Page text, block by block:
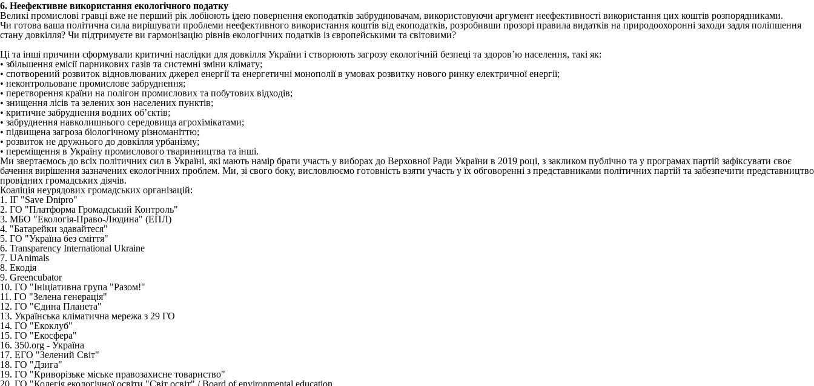
6. Неефективне використання екологічного податку
Великі промислові гравці вже не перший рік лобіюють ідею повернення екоподатків забруднювачам, використовуючи аргумент неефективності використання цих коштів розпорядниками.
Чи готова ваша політична сила вирішувати проблеми неефективного використання коштів від екоподатків, розробивши прозорі правила видатків на природоохоронні заходи задля поліпшення
стану довкілля? Чи підтримуєте ви гармонізацію рівнів екологічних податків із європейськими та світовими?
Ці та інші причини сформували критичні наслідки для довкілля України і створюють загрозу екологічній безпеці та здоров’ю населення, такі як:
• збільшення емісії парникових газів та системні зміни клімату;
• спотворений розвиток відновлюваних джерел енергії та енергетичні монополії в умовах розвитку нового ринку електричної енергії;
• неконтрольоване промислове забруднення;
• перетворення країни на полігон промислових та побутових відходів;
• знищення лісів та зелених зон населених пунктів;
• критичне забруднення водних об’єктів;
• забруднення навколишнього середовища агрохімікатами;
• підвищена загроза біологічному різноманіттю;
• розвиток не дружнього до довкілля урбанізму;
• переміщення в Україну промислового тваринництва та інші.
Ми звертаємось до всіх політичних сил в Україні, які мають намір брати участь у виборах до Верховної Ради України в 2019 році, з закликом публічно та у програмах партій зафіксувати своє
бачення вирішення зазначених екологічних проблем. Ми, зі свого боку, висловлюємо готовність взяти участь у їх обговоренні з представниками політичних партій та забезпечити представництво
провідних громадських діячів.
Коаліція неурядових громадських організацій:
1. ІГ "Save Dnipro"
2. ГО "Платформа Громадський Контроль"
3. МБО "Екологія-Право-Людина" (ЕПЛ)
4. "Батарейки здавайтеся"
5. ГО "Україна без сміття"
6. Transparency International Ukraine
7. UAnimals
8. Екодія
9. Greencubator
10. ГО "Ініціативна група "Разом!"
11. ГО "Зелена генерація"
12. ГО "Єдина Планета"
13. Українська кліматична мережа з 29 ГО
14. ГО "Екоклуб"
15. ГО "Екосфера"
16. 350.org - Україна
17. ЕГО "Зелений Світ"
18. ГО "Дзига"
19. ГО "Криворізьке міське правозахисне товариство"
20. ГО "Колегія екологічної освіти "Світ освіт" / Board of environmental education